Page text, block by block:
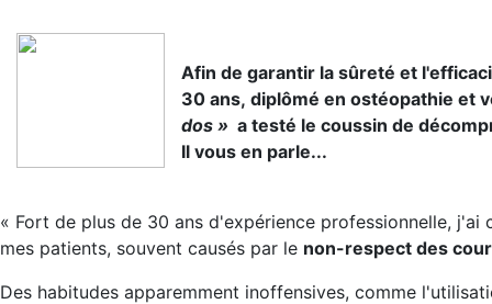
Afin de garantir la sûreté et
30 ans, diplômé en ostéopathie et
dos » a testé le coussin de
Il vous en parle...
« Fort de plus de 30 ans d'expérience professionnelle, j'ai
mes patients, souvent causés par le non-respect des
Des habitudes apparemment inoffensives, comme